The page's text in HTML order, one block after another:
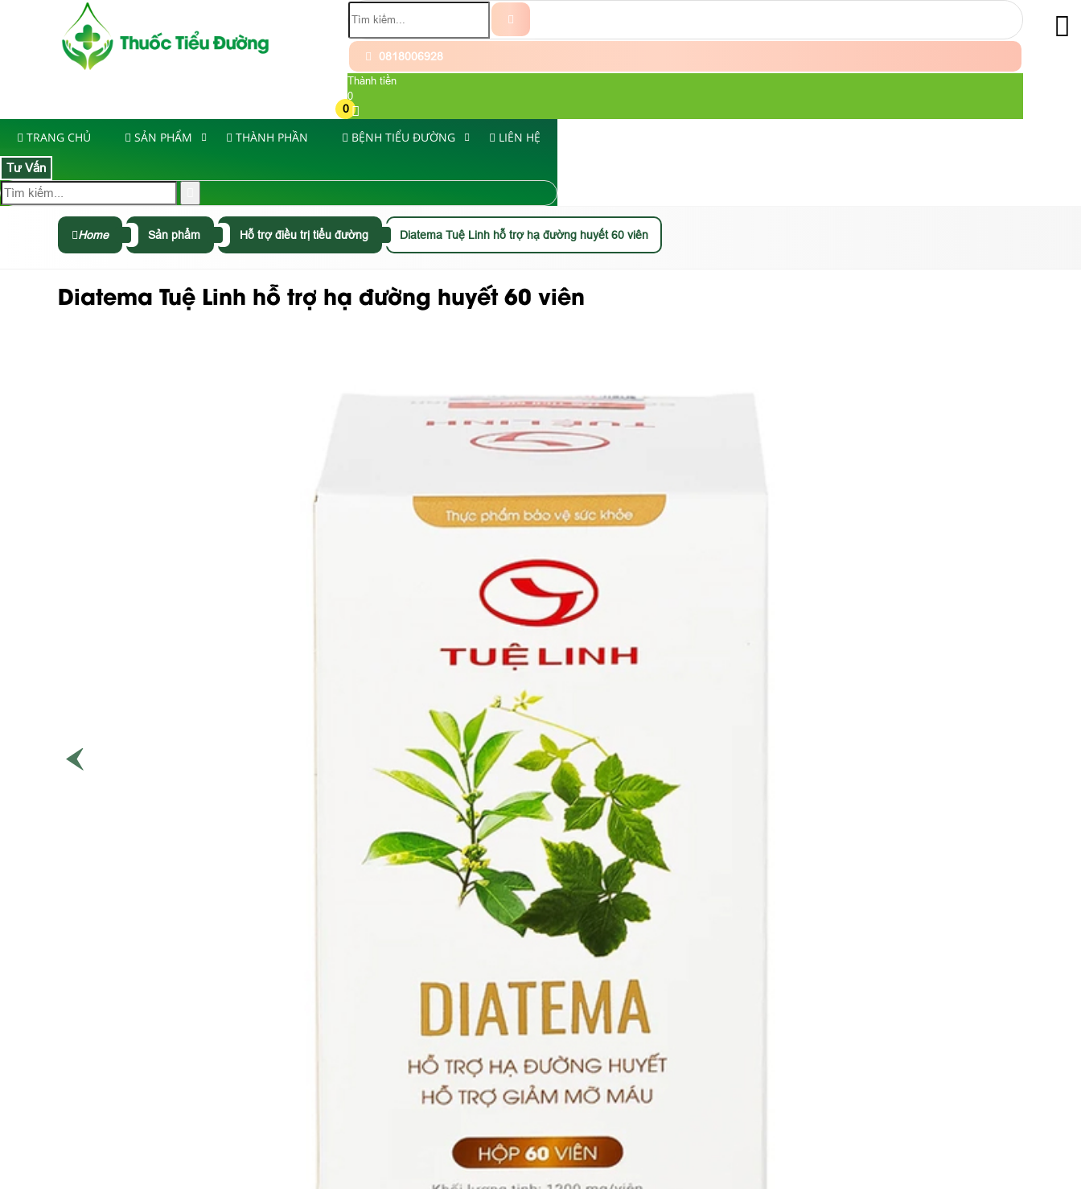
0818006928
Thành tiền
0
0
TRANG CHỦ SẢN PHẨM THÀNH PHẦN BỆNH TIỂU ĐƯỜNG LIÊN HỆ
Tư Vấn
Home Sản phẩm Hỗ trợ điều trị tiểu đường Diatema Tuệ Linh hỗ trợ hạ đường huyết 60 viên
Diatema Tuệ Linh hỗ trợ hạ đường huyết 60 viên